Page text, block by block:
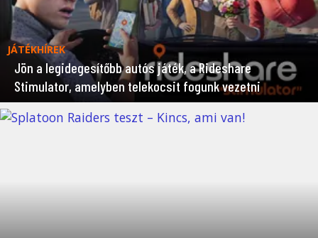
JÁTÉKHÍREK
Jön a legidegesítőbb autós játék, a Rideshare
Stimulator, amelyben telekocsit fogunk vezetni